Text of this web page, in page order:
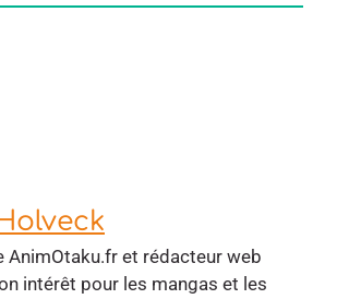
AnimOtaku.fr et rédacteur web
intérêt pour les mangas et les